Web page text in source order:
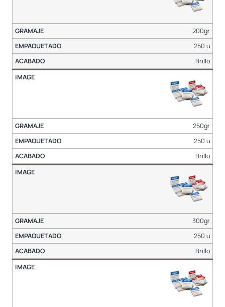
200gr
250 u
Brillo
250gr
250 u
Brillo
300gr
250 u
Brillo